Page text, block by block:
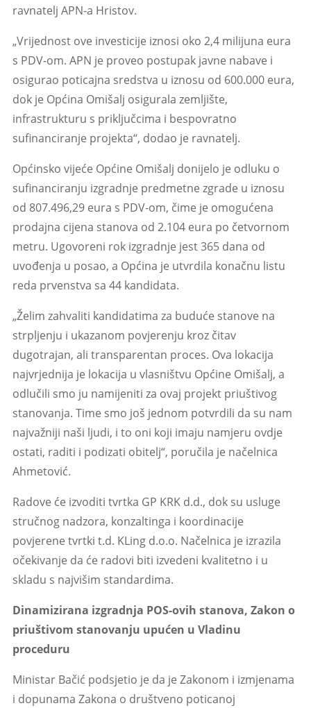
ravnatelj APN-a Hristov.
„Vrijednost ove investicije iznosi oko 2,4 milijuna eura
s PDV-om. APN je proveo postupak javne nabave i
osigurao poticajna sredstva u iznosu od 600.000 eura,
dok je Općina Omišalj osigurala zemljište,
infrastrukturu s priključcima i bespovratno
sufinanciranje projekta“, dodao je ravnatelj.
Općinsko vijeće Općine Omišalj donijelo je odluku o
sufinanciranju izgradnje predmetne zgrade u iznosu
od 807.496,29 eura s PDV-om, čime je omogućena
prodajna cijena stanova od 2.104 eura po četvornom
metru. Ugovoreni rok izgradnje jest 365 dana od
uvođenja u posao, a Općina je utvrdila konačnu listu
reda prvenstva sa 44 kandidata.
„Želim zahvaliti kandidatima za buduće stanove na
strpljenju i ukazanom povjerenju kroz čitav
dugotrajan, ali transparentan proces. Ova lokacija
najvrjednija je lokacija u vlasništvu Općine Omišalj, a
odlučili smo ju namijeniti za ovaj projekt priuštivog
stanovanja. Time smo još jednom potvrdili da su nam
najvažniji naši ljudi, i to oni koji imaju namjeru ovdje
ostati, raditi i podizati obitelj“, poručila je načelnica
Ahmetović.
Radove će izvoditi tvrtka GP KRK d.d., dok su usluge
stručnog nadzora, konzaltinga i koordinacije
povjerene tvrtki t.d. KLing d.o.o. Načelnica je izrazila
očekivanje da će radovi biti izvedeni kvalitetno i u
skladu s najvišim standardima.
Dinamizirana izgradnja POS-ovih stanova, Zakon o
priuštivom stanovanju upućen u Vladinu
proceduru
Ministar Bačić podsjetio je da je Zakonom i izmjenama
i dopunama Zakona o društveno poticanoj